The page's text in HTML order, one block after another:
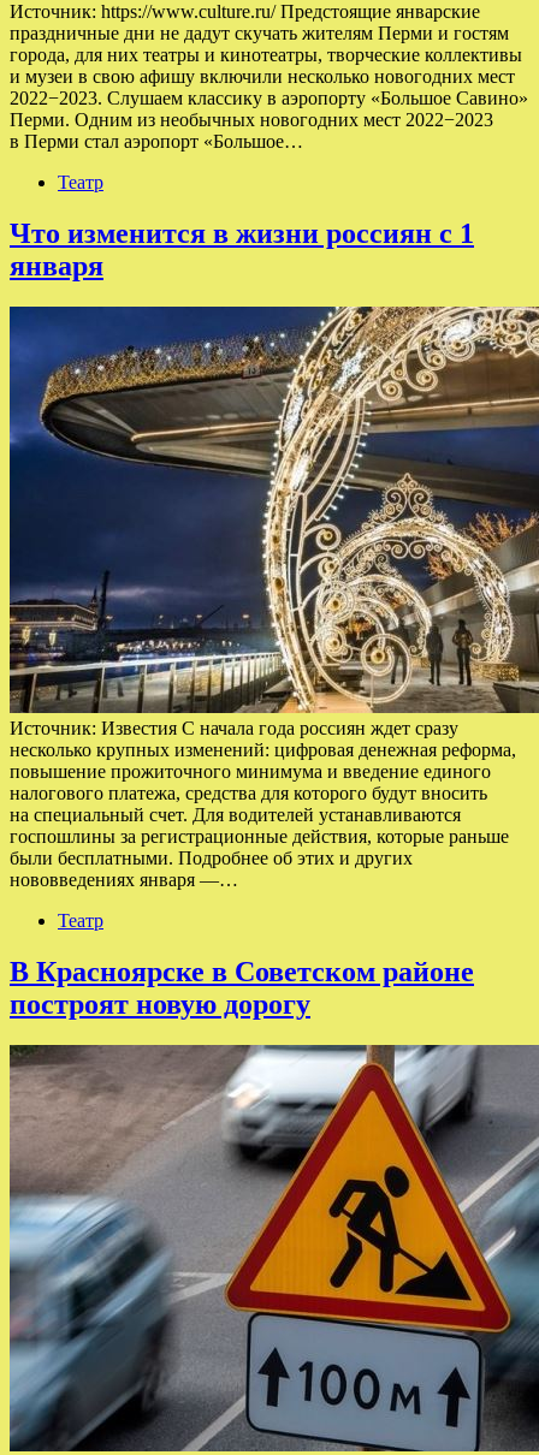
Источник: https://www.culture.ru/ Предстоящие январские
праздничные дни не дадут скучать жителям Перми и гостям
города, для них театры и кинотеатры, творческие коллективы
и музеи в свою афишу включили несколько новогодних мест
2022−2023. Слушаем классику в аэропорту «Большое Савино»
Перми. Одним из необычных новогодних мест 2022−2023
в Перми стал аэропорт «Большое…
Театр
Что изменится в жизни россиян с 1
января
Источник: Известия C начала года россиян ждет сразу
несколько крупных изменений: цифровая денежная реформа,
повышение прожиточного минимума и введение единого
налогового платежа, средства для которого будут вносить
на специальный счет. Для водителей устанавливаются
госпошлины за регистрационные действия, которые раньше
были бесплатными. Подробнее об этих и других
нововведениях января —…
Театр
В Красноярске в Советском районе
построят новую дорогу